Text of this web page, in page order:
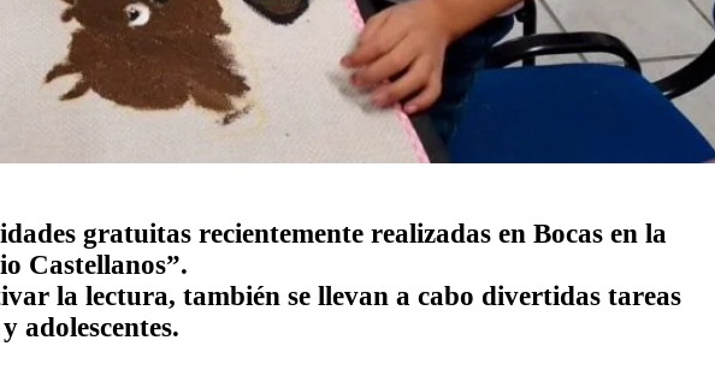
gratuitas recientemente realizadas en Bocas en la
Castellanos”.
la lectura, también se llevan a cabo divertidas tareas
adolescentes.